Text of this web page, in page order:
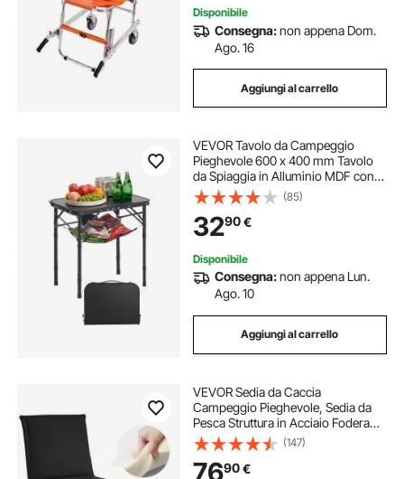
Disponibile
Consegna:non appena Dom.
Ago. 16
Aggiungi al carrello
VEVOR Tavolo da Campeggio
Pieghevole 600 x 400 mm Tavolo
da Spiaggia in Alluminio MDF con
Strato in Rete, Maniglia per
Trasporto, Leggero e Compatto per
Picnic all'Aperto, Barbecue, Nero
(85)
3290€
Disponibile
Consegna:non appena Lun.
Ago. 10
Aggiungi al carrello
VEVOR Sedia da Caccia
Campeggio Pieghevole, Sedia da
Pesca Struttura in Acciaio Fodera
Rimovibile Capacità di Carico 158
kg, Altezza Seduta Regolabile,
Sgabello per Giardino, Esterno
(147)
7690€